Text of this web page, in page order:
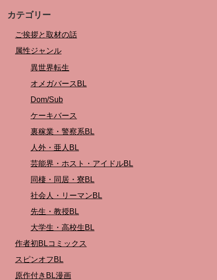
カテゴリー
ご挨拶と取材の話
属性ジャンル
異世界転生
オメガバースBL
Dom/Sub
ケーキバース
裏稼業・警察系BL
人外・亜人BL
芸能界・ホスト・アイドルBL
同棲・同居・寮BL
社会人・リーマンBL
先生・教授BL
大学生・高校生BL
作者初BLコミックス
スピンオフBL
原作付きBL漫画